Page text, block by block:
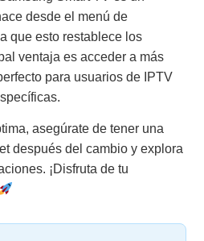
desde el menú de
que esto restablece los
ventaja es acceder a más
para usuarios de IPTV
asegúrate de tener una
después del cambio y explora
¡Disfruta de tu